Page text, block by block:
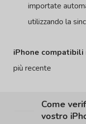
importate
utilizzando la
iPhone compatibili
più recente
Come
vostro